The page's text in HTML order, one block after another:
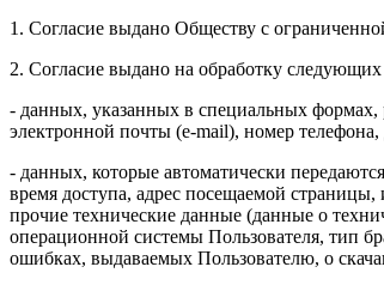
1. Согласие выдано Обществу с
2. Согласие выдано на обработку
- данных, указанных в специальных
электронной почты (e-mail), номер
- данных, которые автоматически
время доступа, адрес посещаемой
прочие технические данные (данные о
операционной системы Пользователя, тип
ошибках, выдаваемых Пользователю, о